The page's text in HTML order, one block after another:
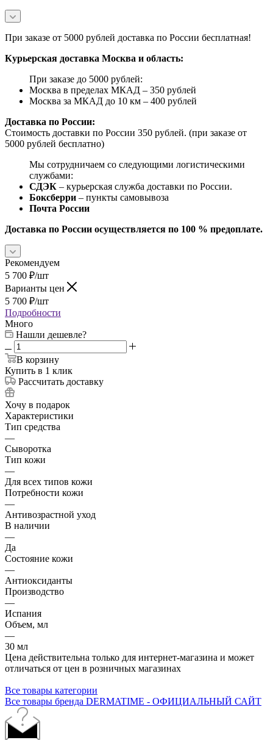
При заказе от 5000 рублей доставка по России бесплатная!
Курьерская доставка Москва и область:
При заказе до 5000 рублей:
Москва в пределах МКАД – 350 рублей
Москва за МКАД до 10 км – 400 рублей
Доставка по России:
Стоимость доставки по России 350 рублей. (при заказе от
5000 рублей бесплатно)
Мы сотрудничаем со следующими логистическими
службами:
СДЭК – курьерская служба доставки по России.
Боксберри – пункты самовывоза
Почта России
Доставка по России осуществляется по 100 % предоплате.
Рекомендуем
5 700 ₽/шт
Варианты цен
5 700 ₽/шт
Подробности
Много
Нашли дешевле?
В корзину
Купить в 1 клик
Рассчитать доставку
Хочу в подарок
Характеристики
Тип средства
—
Сыворотка
Тип кожи
—
Для всех типов кожи
Потребности кожи
—
Антивозрастной уход
В наличии
—
Да
Состояние кожи
—
Антиоксиданты
Производство
—
Испания
Объем, мл
—
30 мл
Цена действительна только для интернет-магазина и может
отличаться от цен в розничных магазинах
Все товары категории
Все товары бренда DERMATIME - ОФИЦИАЛЬНЫЙ САЙТ